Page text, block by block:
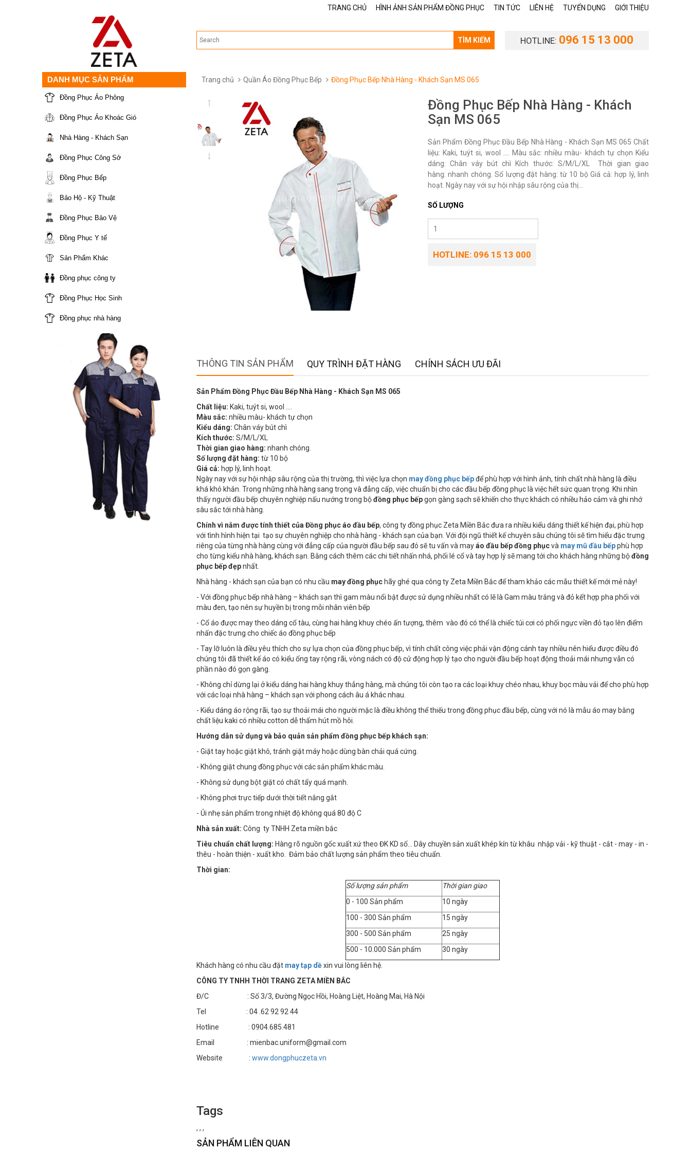
TRANG CHỦ HÌNH ẢNH SẢN PHẨM ĐỒNG PHỤC TIN TỨC LIÊN HỆ TUYỂN DỤNG GIỚI THIỆU
HOTLINE: 096 15 13 000
TÌM KIẾM
DANH MỤC SẢN PHẨM
Đồng Phục Áo Phông
Đồng Phục Áo Khoác Gió
Nhà Hàng - Khách Sạn
Đồng Phục Công Sở
Đồng Phục Bếp
Bảo Hộ - Kỹ Thuật
Đồng Phục Bảo Vệ
Đồng Phục Y tế
Sản Phẩm Khác
Đồng phục công ty
Đồng Phục Học Sinh
Đồng phục nhà hàng
Trang chủ Quần Áo Đồng Phục Bếp Đồng Phục Bếp Nhà Hàng - Khách Sạn MS 065
Đồng Phục Bếp Nhà Hàng - Khách
Sạn MS 065
Sản Phẩm Đồng Phục Đầu Bếp Nhà Hàng - Khách Sạn MS 065 Chất
liệu: Kaki, tuýt si, wool …. Màu sắc: nhiều màu- khách tự chọn Kiểu
dáng: Chân váy bút chì Kích thước: S/M/L/XL Thời gian giao
hàng: nhanh chóng. Số lượng đặt hàng: từ 10 bộ Giá cả: hợp lý, linh
hoạt. Ngày nay với sự hội nhập sâu rộng của thị...
SỐ LƯỢNG
HOTLINE: 096 15 13 000
THÔNG TIN SẢN PHẨM QUY TRÌNH ĐẶT HÀNG CHÍNH SÁCH ƯU ĐÃI
Sản Phẩm Đồng Phục Đầu Bếp Nhà Hàng - Khách Sạn MS 065
Chất liệu: Kaki, tuýt si, wool ….
Màu sắc: nhiều màu- khách tự chọn
Kiểu dáng: Chân váy bút chì
Kích thước: S/M/L/XL
Thời gian giao hàng: nhanh chóng.
Số lượng đặt hàng: từ 10 bộ
Giá cả: hợp lý, linh hoạt.
Ngày nay với sự hội nhập sâu rộng của thị trường, thì việc lựa chọn may đồng phục bếpđể phù hợp với hình ảnh, tính chất nhà hàng là điều
khá khó khắn. Trong những nhà hàng sang trọng và đẳng cấp, việc chuẩn bị cho các đầu bếp đồng phục là việc hết sức quan trọng. Khi nhìn
thấy người đầu bếp chuyên nghiệp nấu nướng trong bộđồng phục bếpgọn gàng sạch sẽ khiến cho thực khách có nhiều hảo cảm và ghi nhớ
sâu sắc tới nhà hàng.
Chính vì nắm đượctính thiết của Đồng phục áo đầu bếp, công ty đồng phục Zeta Miền Bắc đưa ra nhiều kiểu dáng thiết kế hiện đại, phù hợp
với tình hình hiện tại tạo sự chuyên nghiệp cho nhà hàng - khách sạn của bạn. Với đội ngũ thiết kế chuyên sâu chúng tôi sẽ tìm hiểu đặc trưng
riêng của từng nhà hàng cùng với đẳng cấp của người đầu bếp sau đó sẽ tu vấn và mayáo đầu bếp đồng phụcvà may mũ đầu bếpphù hợp
cho từng kiểu nhà hàng, khách sạn. Bằng cách thêm các chi tiết nhấn nhá, phối lé cổ và tay hợp lý sẽ mang tới cho khách hàng những bộđồng
phục bếp đẹpnhất.
Nhà hàng - khách sạn của bạn có nhu cầu may đồng phục hãy ghé qua công ty Zeta Miền Bắc để tham khảo các mẫu thiết kế mới mẻ này!
- Với đồng phục bếp nhà hàng – khách sạn thì gam màu nổi bật được sử dụng nhiều nhất có lẽ là Gam màu trắng và đỏ kết hợp pha phối với
màu đen, tạo nên sự huyền bị trong mỗi nhân viên bếp
- Cổ áo được may theo dáng cổ tàu, cùng hai hàng khuy chéo ấn tượng, thêm vào đó có thể là chiếc túi cơi có phối ngực viền đỏ tạo lên điểm
nhấn đặc trưng cho chiếc áo đồng phục bếp
- Tay lỡ luôn là điều yêu thích cho sự lựa chọn của đồng phục bếp, vì tính chất công việc phải vận động cánh tay nhiều nên hiểu được điều đó
chúng tôi đã thiết kế áo có kiểu ống tay rộng rãi, vòng nách có độ cử động hợp lý tạo cho người đầu bếp hoạt động thoải mái nhưng vẫn có
phần nào đó gọn gàng.
- Không chỉ dừng lại ở kiểu dáng hai hàng khuy thẳng hàng, mà chúng tôi còn tạo ra các loại khuy chéo nhau, khuy bọc màu vải để cho phù hợp
với các loại nhà hàng – khách sạn với phong cách âu á khác nhau.
- Kiểu dáng áo rộng rãi, tạo sự thoải mái cho người mặc là điều không thể thiếu trong đồng phục đầu bếp, cùng với nó là mẫu áo may bằng
chất liệu kaki có nhiều cotton dễ thấm hút mồ hôi.
Hướng dẫn sử dụng và bảo quản sản phẩm đồng phục bếp khách sạn:
- Giặt tay hoặc giặt khô, tránh giặt máy hoặc dùng bàn chải quá cứng.
- Không giặt chung đồng phục với các sản phẩm khác màu.
- Không sử dụng bột giặt có chất tẩy quá mạnh.
- Không phơi trực tiếp dưới thời tiết nắng gắt
- Ủi nhẹ sản phẩm trong nhiệt độ không quá 80 độ C
Nhà sản xuất: Công ty TNHH Zeta miền bắc
Tiêu chuẩn chất lượng: Hàng rõ nguồn gốc xuất xứ theo ĐK KD số… Dây chuyền sản xuất khép kín từ khâu nhập vải - kỹ thuật - cắt - may - in -
thêu - hoàn thiện - xuất kho. Đảm bảo chất lượng sản phẩm theo tiêu chuẩn.
Thời gian:
Số lượng sản phẩm
Thời gian giao
0 - 100 Sản phẩm
10 ngày
100 - 300 Sản phẩm
15 ngày
300 - 500 Sản phẩm
25 ngày
500 - 10.000 Sản phẩm
30 ngày
Khách hàng có nhu cầu đặt may tạp dềxin vui lòng liên hệ.
CÔNG TY TNHH THỜI TRANG ZETA MIỀN BẮC
Đ/C : Số 3/3, Đường Ngọc Hồi, Hoàng Liệt, Hoàng Mai, Hà Nội
Tel : 04 .62 92 92 44
Hotline : 0904.685.481
Email : mienbac.uniform@gmail.com
Website : www.dongphuczeta.vn
Tags
, , ,
SẢN PHẨM LIÊN QUAN